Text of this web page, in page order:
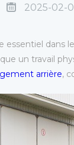
2025-02-
essentiel
un travail
arrière,